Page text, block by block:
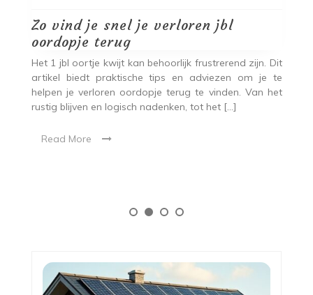
Zo vind je snel je verloren jbl
oordopje terug
Het 1 jbl oortje kwijt kan behoorlijk frustrerend zijn. Dit
artikel biedt praktische tips en adviezen om je te
helpen je verloren oordopje terug te vinden. Van het
rustig blijven en logisch nadenken, tot het […]
Read More